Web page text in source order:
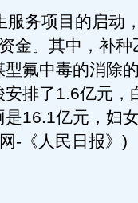
务项目的启动
金。其中，补种
氟中毒的消除
排了1.6亿元，
16.1亿元，妇
-《人民日报》)